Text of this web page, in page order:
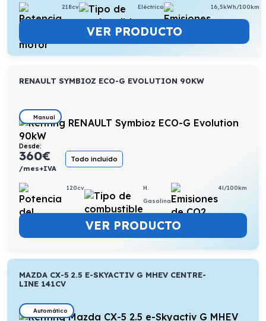
218cv Eléctrico 16,5kWh/100km
VER PRODUCTO
RENAULT SYMBIOZ ECO-G EVOLUTION 90KW
Manual
Desde:
360€
/mes+IVA
Todo incluido
120cv
H.
Gasolina
4l/100km
VER PRODUCTO
MAZDA CX-5 2.5 E-SKYACTIV G MHEV CENTRE-
LINE 141CV
Automático